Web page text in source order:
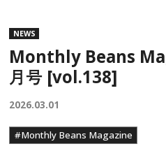
NEWS
Monthly Beans
月号 [vol.138]
2026.03.01
#Monthly Beans Magazine